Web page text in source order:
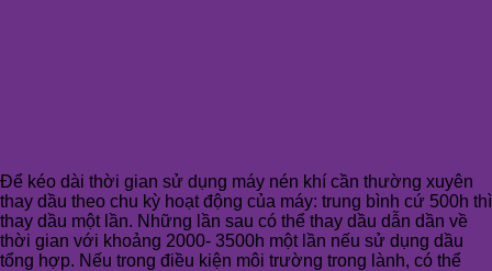
Để kéo dài thời gian sử dụng máy nén khí cần thường xuyên
thay dầu theo chu kỳ hoạt động của máy: trung bình cứ 500h thì
thay dầu một lần. Những lần sau có thể thay dầu dẫn dần về
thời gian với khoảng 2000- 3500h một lần nếu sử dụng dầu
tổng hợp. Nếu trong điều kiện môi trường trong lành, có thể